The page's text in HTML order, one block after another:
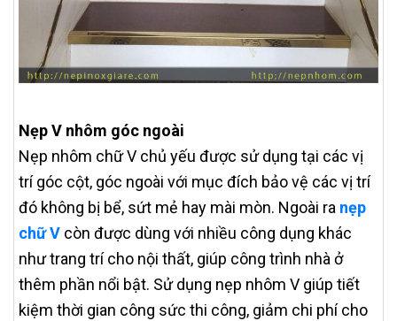
Nẹp V nhôm góc ngoài
Nẹp nhôm chữ V chủ yếu được sử dụng tại các vị
trí góc cột, góc ngoài với mục đích bảo vệ các vị trí
đó không bị bể, sứt mẻ hay mài mòn. Ngoài ra nẹp
chữ V còn được dùng với nhiều công dụng khác
như trang trí cho nội thất, giúp công trình nhà ở
thêm phần nổi bật. Sử dụng nẹp nhôm V giúp tiết
kiệm thời gian công sức thi công, giảm chi phí cho